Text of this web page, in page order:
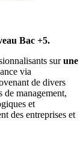
Bac +5.
surune
via
de divers
de management,
et
des entreprises et